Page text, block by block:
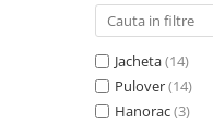
Jacheta(14)
Pulover(14)
Hanorac(3)